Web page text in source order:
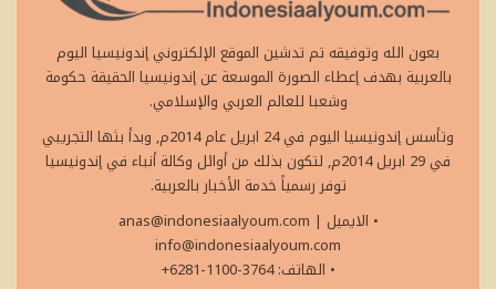
بعون الله وتوفيقه تم تدشين الموقع الإلكتروني إندونيسيا اليوم
بالعربية بهدف إعطاء الصورة الموسعة عن إندونيسيا الحقيقة حكومة
وشعبا للعالم العربي والإسلامي.
وتأسس إندونيسيا اليوم في 24 ابريل عام 2014م, وبدأ بثها التجريبي
في 29 ابريل 2014م, لتكون بذلك من أوائل وكالة أنباء في إندونيسيا
توفر رسمياً خدمة الأخبار بالعربية.
• الايميل
anas@indonesiaalyoum.com |
info@indonesiaalyoum.com
• الهاتف: 3764-1100-6281+